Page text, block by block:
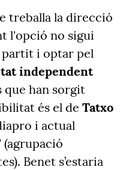
treballa la direcció
l'opció no sigui
i optar pel
independent
que han sorgit
és el de Tatxo
i actual
(agrupació
Benet s’estaria